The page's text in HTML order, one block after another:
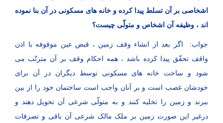
اشخاصی بر آن تسلط پیدا کرده و خانه های مسکونی در آن بنا نموده
‌اند ، وظیفه آن اشخاص و متولّی چیست؟
جواب: اگر بعد از انشاء وقف زمین ، قبض عین موقوفه با اذن
واقف تحقّق پیدا کرده باشد ، همه احکام وقف بر آن مترتّب می
شود و ساخت خانه ‌های مسکونی توسط دیگران در آن برای
خودشان غصب است و بر آنان واجب است ساختمان خود را از بین
ببرند و زمین را تخلیه کنند و به متولّی شرعی آن تحویل دهند و
درغیر این صورت زمین بر ملک مالک شرعی آن باقی و تصرفات